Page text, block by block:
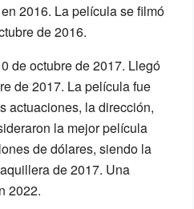
2016. La película se filmó
de 2016.
de octubre de 2017. Llegó
de 2017. La película fue
actuaciones, la dirección,
la mejor película
de dólares, siendo la
de 2017. Una
2022.